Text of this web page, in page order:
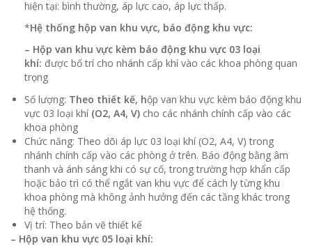
hiện tại: bình thường, áp lực cao, áp lực thấp.
*Hệ thống hộp van khu vực, báo động khu vực:
– Hộp van khu vực kèm báo động khu vực 03 loại
khí: được bố trí cho nhánh cấp khí vào các khoa phòng quan
trọng
Số lượng: Theo thiết kế, hộp van khu vực kèm báo động khu
vực 03 loại khí (O2, A4, V) cho các nhánh chính cấp vào các
khoa phòng
Chức năng: Theo dõi áp lực 03 loại khí (O2, A4, V) trong
nhánh chính cấp vào các phòng ở trên. Báo động bằng âm
thanh và ánh sáng khi có sự cố, trong trường hợp khẩn cấp
hoặc bảo trì có thể ngắt van khu vực để cách ly từng khu
khoa phòng mà không ảnh hưởng đến các tầng khác trong
hệ thống.
Vị trí: Theo bản vẽ thiết kế
– Hộp van khu vực 05 loại khí: